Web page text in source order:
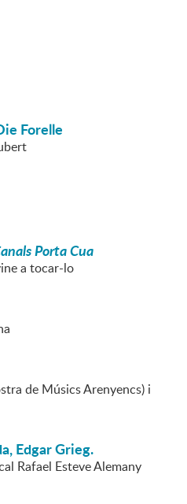
Forelle
Porta Cua
a tocar-lo
de Músics Arenyencs) i
Edgar Grieg.
Rafael Esteve Alemany